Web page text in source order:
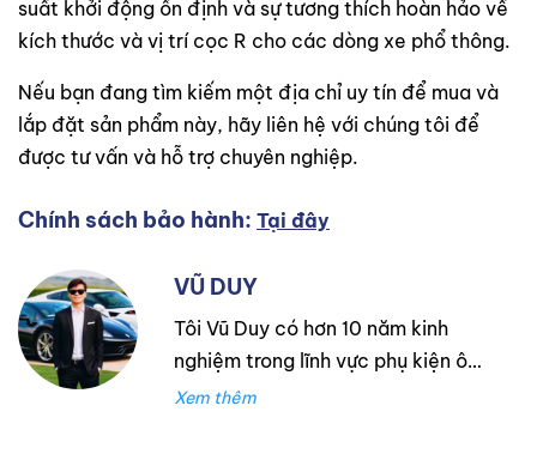
suất khởi động ổn định và sự tương thích hoàn hảo về
kích thước và vị trí cọc R cho các dòng xe phổ thông.
Nếu bạn đang tìm kiếm một địa chỉ uy tín để mua và
lắp đặt sản phẩm này, hãy liên hệ với chúng tôi để
được tư vấn và hỗ trợ chuyên nghiệp.
Chính sách bảo hành: Tại đây
VŨ DUY
Tôi Vũ Duy có hơn 10 năm kinh
nghiệm trong lĩnh vực phụ kiện ô
tô. Tôi là một người thực sự đam